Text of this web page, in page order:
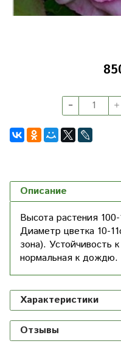
Описание
Высота растения
Диаметр цветка 10-
зона). Устойчивость
нормальная к дождю.
Характеристики
Отзывы